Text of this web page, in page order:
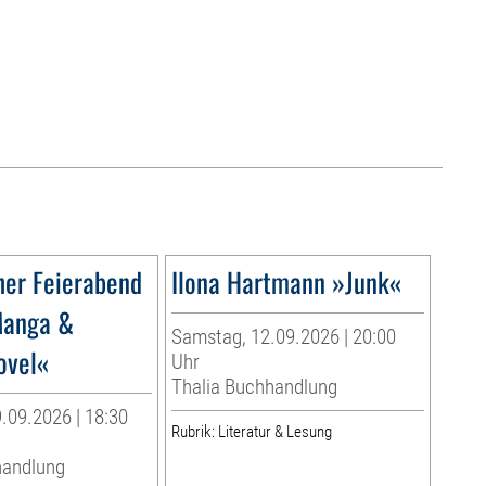
Feierabend
&
| 18:30
Ilona Hartmann »Junk«
Samstag, 12.09.2026 | 20:00
Uhr
Thalia Buchhandlung
Rubrik: Literatur & Lesung